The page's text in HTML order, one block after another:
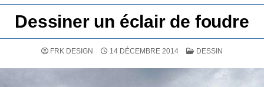
Dessiner un éclair de foudre
FRK DESIGN 14 DÉCEMBRE 2014 POSTÉ DANS
DESSIN